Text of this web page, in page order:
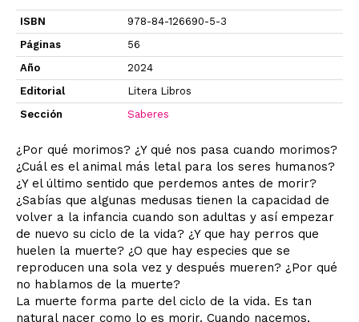
ISBN
978-84-126690-5-3
Páginas
56
Año
2024
Editorial
Litera Libros
Sección
Saberes
¿Por qué morimos? ¿Y qué nos pasa cuando morimos?
¿Cuál es el animal más letal para los seres humanos?
¿Y el último sentido que perdemos antes de morir?
¿Sabías que algunas medusas tienen la capacidad de
volver a la infancia cuando son adultas y así empezar
de nuevo su ciclo de la vida? ¿Y que hay perros que
huelen la muerte? ¿O que hay especies que se
reproducen una sola vez y después mueren? ¿Por qué
no hablamos de la muerte?
La muerte forma parte del ciclo de la vida. Es tan
natural nacer como lo es morir. Cuando nacemos,